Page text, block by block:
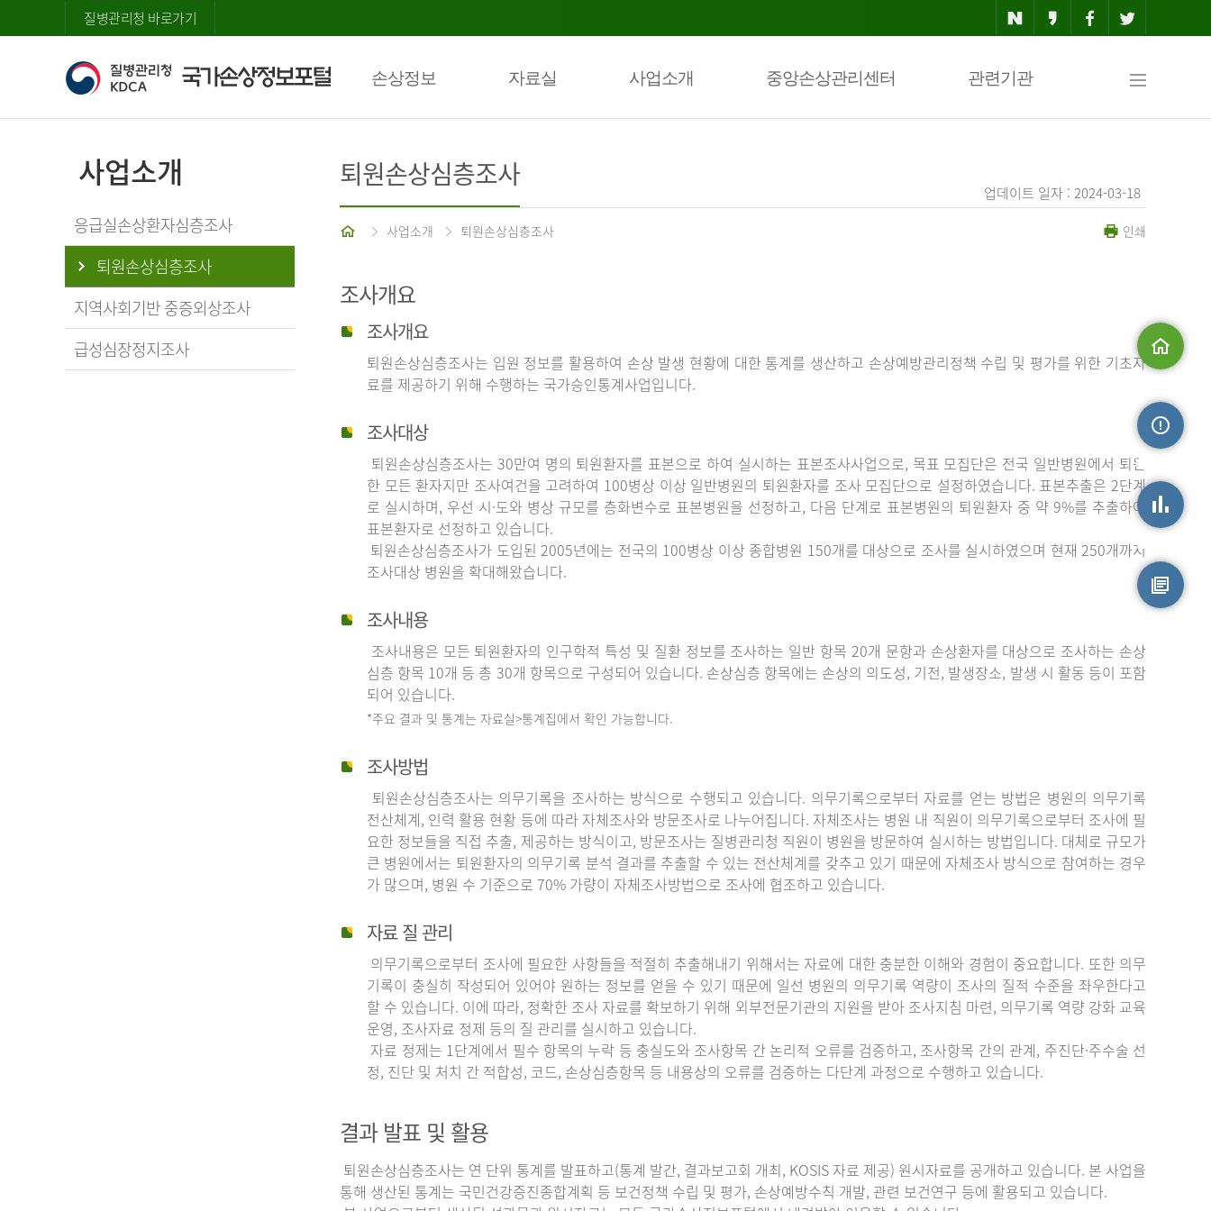
질병관리청 바로가기
손상정보 자료실 사업소개 중앙손상관리센터 관련기관
맵
사업소개
응급실손상환자심층조사
퇴원손상심층조사
지역사회기반 중증외상조사
급성심장정지조사
업데이트 일자 : 2024-03-18
퇴원손상심층조사
홈 사업소개 퇴원손상심층조사 인쇄
조사개요
조사개요
퇴원손상심층조사는 입원 정보를 활용하여 손상 발생 현황에 대한 통계를 생산하고 손상예방관리정책 수립 및 평가를 위한 기초자
료를 제공하기 위해 수행하는 국가승인통계사업입니다.
조사대상
퇴원손상심층조사는 30만여 명의 퇴원환자를 표본으로 하여 실시하는 표본조사사업으로, 목표 모집단은 전국 일반병원에서 퇴원
한 모든 환자지만 조사여건을 고려하여 100병상 이상 일반병원의 퇴원환자를 조사 모집단으로 설정하였습니다. 표본추출은 2단계
로 실시하며, 우선 시·도와 병상 규모를 층화변수로 표본병원을 선정하고, 다음 단계로 표본병원의 퇴원환자 중 약 9%를 추출하여
표본환자로 선정하고 있습니다.
퇴원손상심층조사가 도입된 2005년에는 전국의 100병상 이상 종합병원 150개를 대상으로 조사를 실시하였으며 현재 250개까지
조사대상 병원을 확대해왔습니다.
조사내용
조사내용은 모든 퇴원환자의 인구학적 특성 및 질환 정보를 조사하는 일반 항목 20개 문항과 손상환자를 대상으로 조사하는 손상
심층 항목 10개 등 총 30개 항목으로 구성되어 있습니다. 손상심층 항목에는 손상의 의도성, 기전, 발생장소, 발생 시 활동 등이 포함
되어 있습니다.
*주요 결과 및 통계는 자료실>통계집에서 확인 가능합니다.
조사방법
퇴원손상심층조사는 의무기록을 조사하는 방식으로 수행되고 있습니다. 의무기록으로부터 자료를 얻는 방법은 병원의 의무기록
전산체계, 인력 활용 현황 등에 따라 자체조사와 방문조사로 나누어집니다. 자체조사는 병원 내 직원이 의무기록으로부터 조사에 필
요한 정보들을 직접 추출, 제공하는 방식이고, 방문조사는 질병관리청 직원이 병원을 방문하여 실시하는 방법입니다. 대체로 규모가
큰 병원에서는 퇴원환자의 의무기록 분석 결과를 추출할 수 있는 전산체계를 갖추고 있기 때문에 자체조사 방식으로 참여하는 경우
가 많으며, 병원 수 기준으로 70% 가량이 자체조사방법으로 조사에 협조하고 있습니다.
자료 질 관리
의무기록으로부터 조사에 필요한 사항들을 적절히 추출해내기 위해서는 자료에 대한 충분한 이해와 경험이 중요합니다. 또한 의무
기록이 충실히 작성되어 있어야 원하는 정보를 얻을 수 있기 때문에 일선 병원의 의무기록 역량이 조사의 질적 수준을 좌우한다고
할 수 있습니다. 이에 따라, 정확한 조사 자료를 확보하기 위해 외부전문기관의 지원을 받아 조사지침 마련, 의무기록 역량 강화 교육
운영, 조사자료 정제 등의 질 관리를 실시하고 있습니다.
자료 정제는 1단계에서 필수 항목의 누락 등 충실도와 조사항목 간 논리적 오류를 검증하고, 조사항목 간의 관계, 주진단·주수술 선
정, 진단 및 처치 간 적합성, 코드, 손상심층항목 등 내용상의 오류를 검증하는 다단계 과정으로 수행하고 있습니다.
결과 발표 및 활용
퇴원손상심층조사는 연 단위 통계를 발표하고(통계 발간, 결과보고회 개최, KOSIS 자료 제공) 원시자료를 공개하고 있습니다. 본 사업을
통해 생산된 통계는 국민건강증진종합계획 등 보건정책 수립 및 평가, 손상예방수칙 개발, 관련 보건연구 등에 활용되고 있습니다.
손상정보
손상통계